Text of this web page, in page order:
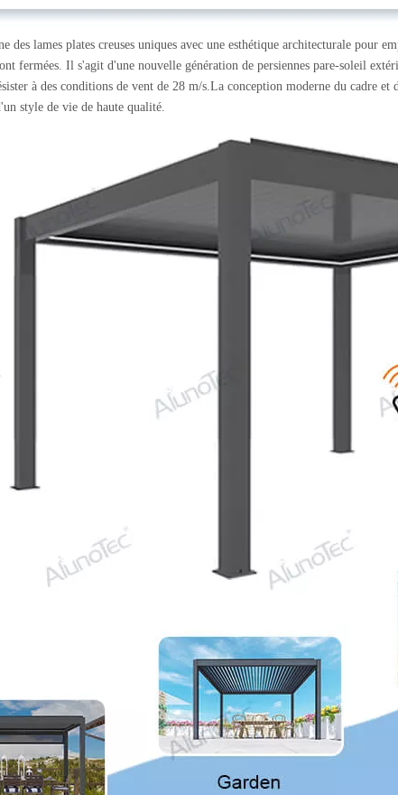
des lames plates creuses uniques avec une esthétique architecturale pour
fermées. Il s'agit d'une nouvelle génération de persiennes pare-soleil
à des conditions de vent de 28 m/s.La conception moderne du cadre et
style de vie de haute qualité.